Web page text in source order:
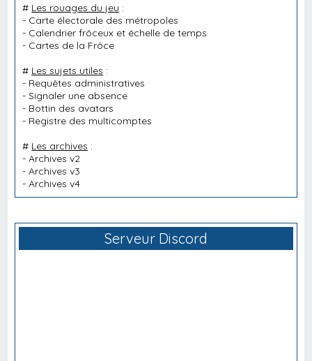
# Les rouages du jeu :
- Carte électorale des métropoles
- Calendrier frôceux et échelle de temps
- Cartes de la Frôce
# Les sujets utiles :
- Requêtes administratives
-Signaler une absence
- Bottin des avatars
- Registre des multicomptes
# Les archives :
-Archives v2
-Archives v3
-Archives v4
Serveur Discord